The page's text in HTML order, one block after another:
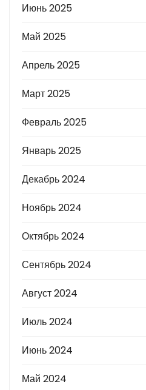
Июнь 2025
Май 2025
Апрель 2025
Март 2025
Февраль 2025
Январь 2025
Декабрь 2024
Ноябрь 2024
Октябрь 2024
Сентябрь 2024
Август 2024
Июль 2024
Июнь 2024
Май 2024